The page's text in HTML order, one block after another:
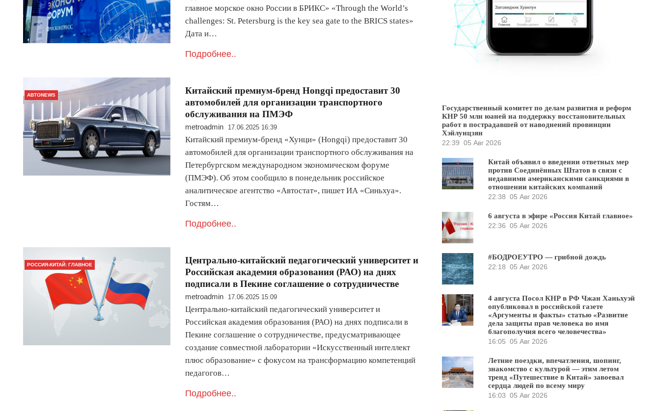
главное морское окно России в БРИКС» «Through the World’s
challenges: St. Petersburg is the key sea gate to the BRICS states»
Дата и…
Подробнее..
АВТОNEWS
Китайский премиум-бренд Hongqi предоставит 30
автомобилей для организации транспортного
обслуживания на ПМЭФ
metroadmin 17.06.2025 16:39
Китайский премиум-бренд «Хунци» (Hongqi) предоставит 30
автомобилей для организации транспортного обслуживания на
Петербургском международном экономическом форуме
(ПМЭФ). Об этом сообщило в понедельник российское
аналитическое агентство «Автостат», пишет ИА «Синьхуа».
Гостям…
Подробнее..
РОССИЯ-КИТАЙ: ГЛАВНОЕ
Центрально-китайский педагогический университет и
Российская академия образования (РАО) на днях
подписали в Пекине соглашение о сотрудничестве
metroadmin 17.06.2025 15:09
Центрально-китайский педагогический университет и
Российская академия образования (РАО) на днях подписали в
Пекине соглашение о сотрудничестве, предусматривающее
создание совместной лаборатории «Искусственный интеллект
плюс образование» с фокусом на трансформацию компетенций
педагогов…
Подробнее..
Государственный комитет по делам развития и реформ
КНР 50 млн юаней на поддержку восстановительных
работ в пострадавшей от наводнений провинции
Хэйлунцзян
22:39 05 Авг 2026
Китай объявил о введении ответных мер
против Соединённых Штатов в связи с
недавними американскими санкциями в
отношении китайских компаний
22:38 05 Авг 2026
6 августа в эфире «Россия Китай главное»
22:36 05 Авг 2026
#БОДРОЕУТРО — грибной дождь
22:18 05 Авг 2026
4 августа Посол КНР в РФ Чжан Ханьхуэй
опубликовал в российской газете
«Аргументы и факты» статью «Развитие
дела защиты прав человека во имя
благополучия всего человечества»
16:05 05 Авг 2026
Летние поездки, впечатления, шопинг,
знакомство с культурой — этим летом
тренд «Путешествие в Китай» завоевал
сердца людей по всему миру
16:03 05 Авг 2026